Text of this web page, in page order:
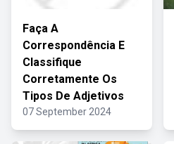
Faça A
Correspondência E
Classifique
Corretamente Os
Tipos De Adjetivos
07 September 2024